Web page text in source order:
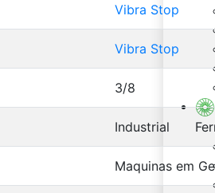
Vibra Stop
Vibra Stop
3/8
Industrial
Maquinas em